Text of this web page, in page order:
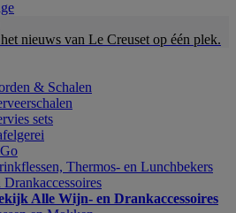
nieuws van Le Creuset op één plek.
& Schalen
sets
Thermos- en Lunchbekers
Alle Wijn- en Drankaccessoires